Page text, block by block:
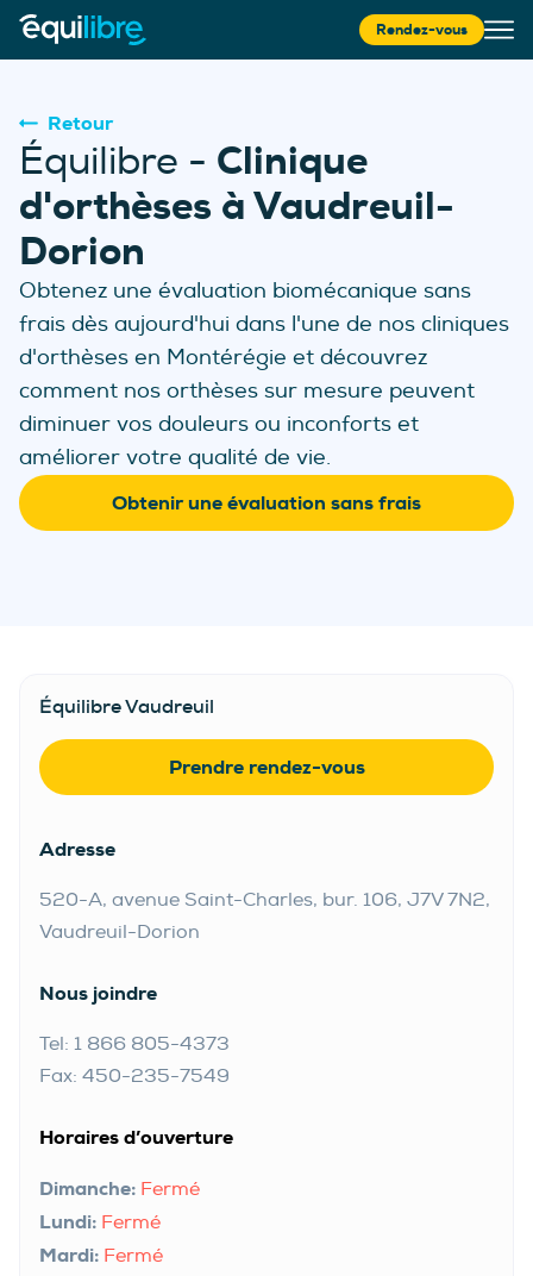
Rendez-vous
Retour
Équilibre - Clinique
d'orthèses à Vaudreuil-
Dorion
Obtenez une évaluation biomécanique sans
frais dès aujourd'hui dans l'une de nos cliniques
d'orthèses en Montérégie et découvrez
comment nos orthèses sur mesure peuvent
diminuer vos douleurs ou inconforts et
améliorer votre qualité de vie.
Obtenir une évaluation sans frais
Équilibre Vaudreuil
Prendre rendez-vous
Adresse
520-A, avenue Saint-Charles, bur. 106, J7V 7N2,
Vaudreuil-Dorion
Nous joindre
Tel: 1 866 805-4373
Fax: 450-235-7549
Horaires d’ouverture
Dimanche: Fermé
Lundi: Fermé
Mardi: Fermé